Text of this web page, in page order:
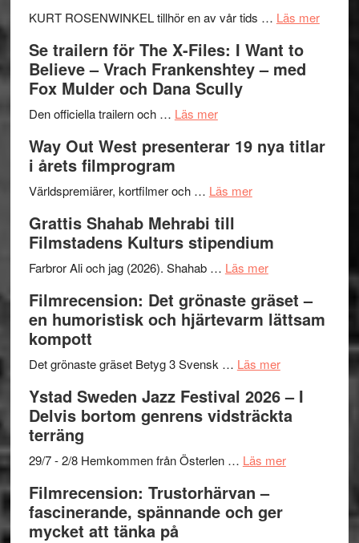
Huskvarna
Park
–
kväll
KURT ROSENWINKEL tillhör en av vår tids … Läs merom
II
Se trailern för The X-Files: I Want to
Believe – Vrach Frankenshtey – med
Fox Mulder och Dana Scully
Den officiella trailern och … Läs merom
trailern
The
Files:
I
Want
Believe
–
Frankenshtey
med
Fox
och
Scully
Way Out West presenterar 19 nya titlar
i årets filmprogram
Världspremiärer, kortfilmer och … Läs merom
West
presenterar
nya
titlar
årets
Grattis Shahab Mehrabi till
Filmstadens Kulturs stipendium
Farbror Ali och jag (2026). Shahab … Läs merom
Shahab
Mehrabi
Filmstadens
stipendium
Filmrecension: Det grönaste gräset –
en humoristisk och hjärtevarm lättsam
kompott
Det grönaste gräset Betyg 3 Svensk … Läs merom
Det
grönaste
–
och
Ystad Sweden Jazz Festival 2026 – I
Delvis bortom genrens vidsträckta
terräng
29/7 - 2/8 Hemkommen från Österlen … Läs merom
Filmrecension: Trustorhärvan –
fascinerande, spännande och ger
mycket att tänka på